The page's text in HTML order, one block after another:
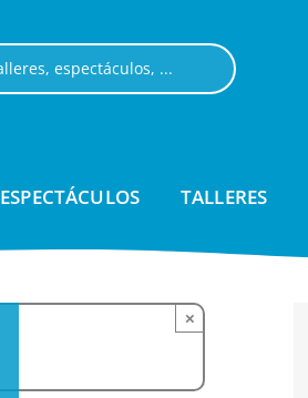
ESPECTÁCULOS TALLERES
×